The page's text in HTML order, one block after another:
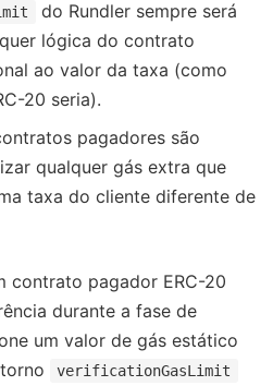
do Rundler sempre será
lógica do contrato
ao valor da taxa (como
20 seria).
pagadores são
qualquer gás extra que
taxa do cliente diferente de
contrato pagador ERC-20
durante a fase de
um valor de gás estático
verificationGasLimit